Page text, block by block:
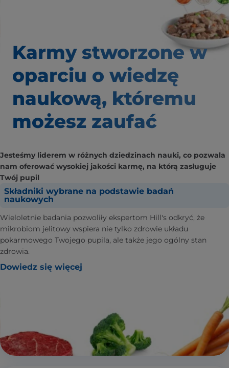
Karmy stworzone w
oparciu o wiedzę
naukową, któremu
możesz zaufać
Jesteśmy liderem w różnych dziedzinach nauki, co pozwala
nam oferować wysokiej jakości karmę, na którą zasługuje
Twój pupil
Składniki wybrane na podstawie badań
naukowych
Wieloletnie badania pozwoliły ekspertom Hill's odkryć, że
mikrobiom jelitowy wspiera nie tylko zdrowie układu
pokarmowego Twojego pupila, ale także jego ogólny stan
zdrowia.
Dowiedz się więcej